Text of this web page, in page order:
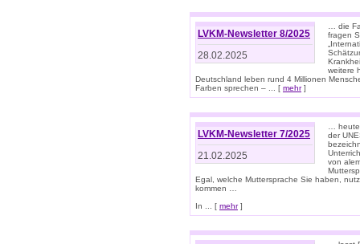
LVKM-Newsletter 8/2025
28.02.2025
… die
fragen
weitere
Deutschland leben rund 4 Millionen
Farben sprechen – ... [ mehr]
LVKM-Newsletter 7/2025
21.02.2025
…
der
von
Egal, welche Muttersprache Sie haben,
kommen …
In ... [ mehr]